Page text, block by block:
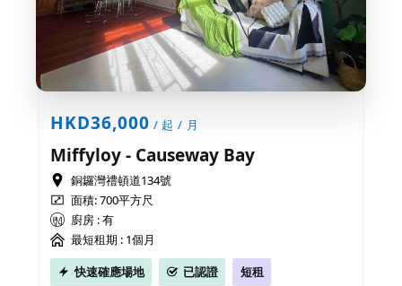
HKD36,000 / 起 / 月
Miffyloy - Causeway Bay
銅鑼灣禮頓道134號
面積: 700平方尺
廚房 : 有
最短租期 : 1個月
快速確應場地
已認證 短租